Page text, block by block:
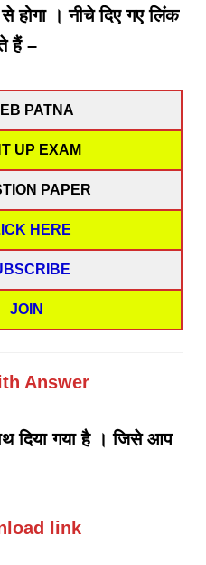
होगा । नीचे दिए गए लिंक
हैं –
PATNA
UP EXAM
PAPER
HERE
JOIN
Answer
दिया गया है । जिसे आप
link